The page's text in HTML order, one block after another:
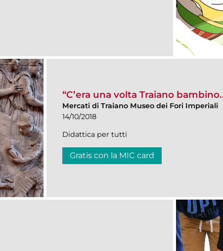
“C’era una volta Traiano
Mercati di Traiano Museo dei Fori Imperiali
14/10/2018
Didattica per tutti
Gratis con la MIC card